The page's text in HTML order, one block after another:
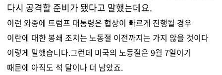
다시 공격할 준비가 됐다고 말했는데요.
이런 와중에 트럼프 대통령은 협상이 빠르게 진행될 경우
이란에 대한 봉쇄 조치는 노동절 이전까지는 가지 않을 것이다
이렇게 말했습니다.그런데 미국의 노동절은 9월 7일이기
때문에 아직도 석 달이나 더 남았죠.